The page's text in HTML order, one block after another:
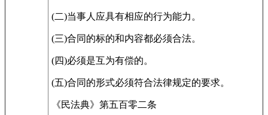
(二)当事人应具有相应的行为能力。
(三)合同的标的和内容都必须合法。
(四)必须是互为有偿的。
(五)合同的形式必须符合法律规定的要求。
《民法典》第五百零二条